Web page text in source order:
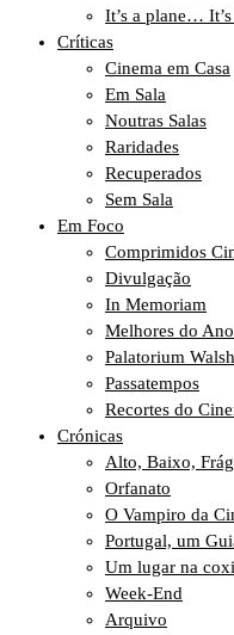
It’s a plane…
Críticas
Cinema em Casa
Em Sala
Noutras Salas
Raridades
Recuperados
Sem Sala
Em Foco
Comprimidos
Divulgação
In Memoriam
Melhores do Ano
Palatorium
Passatempos
Recortes do
Crónicas
Alto, Baixo,
Orfanato
O Vampiro da
Portugal, um
Um lugar na
Week-End
Arquivo